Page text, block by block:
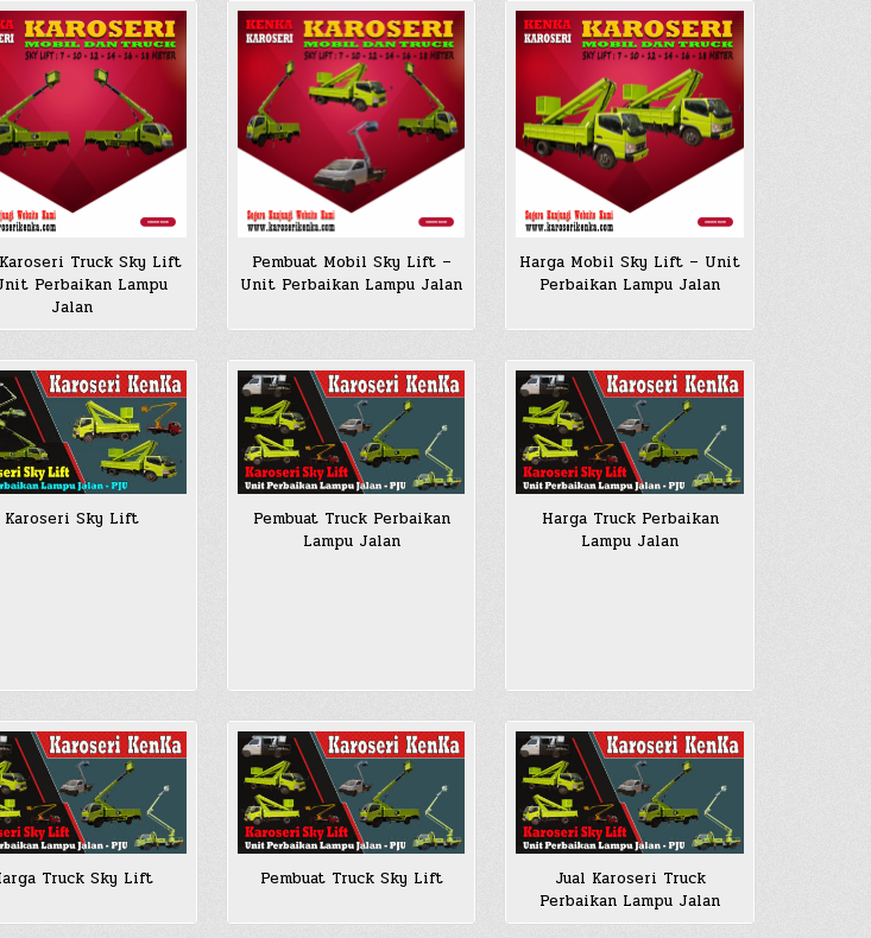
Truck Sky Lift
Perbaikan Lampu
Jalan
Pembuat Mobil Sky Lift –
Unit Perbaikan Lampu Jalan
Harga Mobil Sky Lift – Unit
Perbaikan Lampu Jalan
Karoseri Sky Lift
Pembuat Truck Perbaikan
Lampu Jalan
Harga Truck Perbaikan
Lampu Jalan
Truck Sky Lift Pembuat Truck Sky Lift
Jual Karoseri Truck
Perbaikan Lampu Jalan